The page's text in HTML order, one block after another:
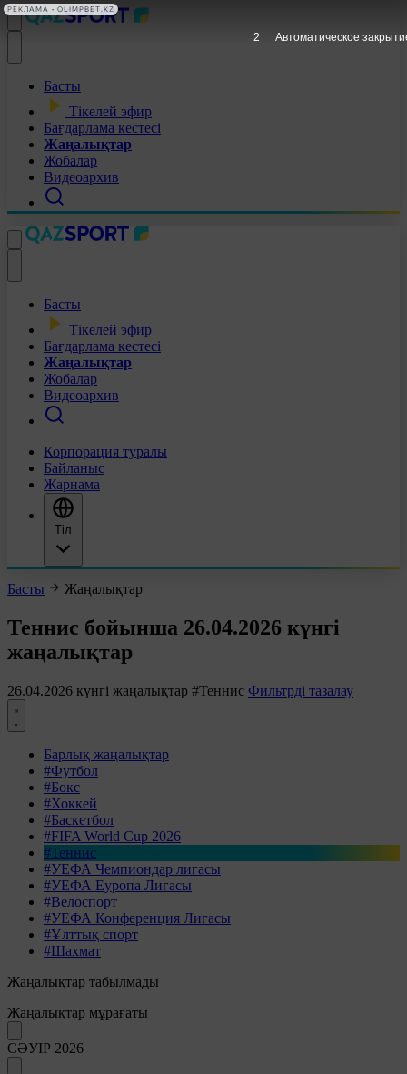
Басты
Тікелей эфир
Бағдарлама кестесі
Жаңалықтар
Жобалар
Видеоархив
Басты
Тікелей эфир
Бағдарлама кестесі
Жаңалықтар
Жобалар
Видеоархив
Корпорация туралы
Байланыс
Жарнама
Тіл
Басты Жаңалықтар
Теннис бойынша 26.04.2026 күнгі
жаңалықтар
26.04.2026 күнгі жаңалықтар #Теннис Фильтрді тазалау
Барлық жаңалықтар
#Футбол
#Бокс
#Хоккей
#Баскетбол
#FIFA World Cup 2026
#Теннис
#УЕФА Чемпиондар лигасы
#УЕФА Еуропа Лигасы
#Велоспорт
#УЕФА Конференция Лигасы
#Ұлттық спорт
#Шахмат
Жаңалықтар табылмады
Жаңалықтар мұрағаты
СӘУІР 2026
1 Автоматическое
РЕКЛАМА • OLIMPBET.KZ